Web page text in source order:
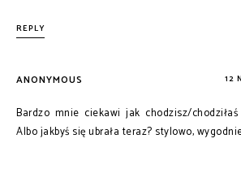
REPLY
ANONYMOUS 12
Bardzo mnie ciekawi jak chodzisz/
Albo jakbyś się ubrała teraz? stylowo,